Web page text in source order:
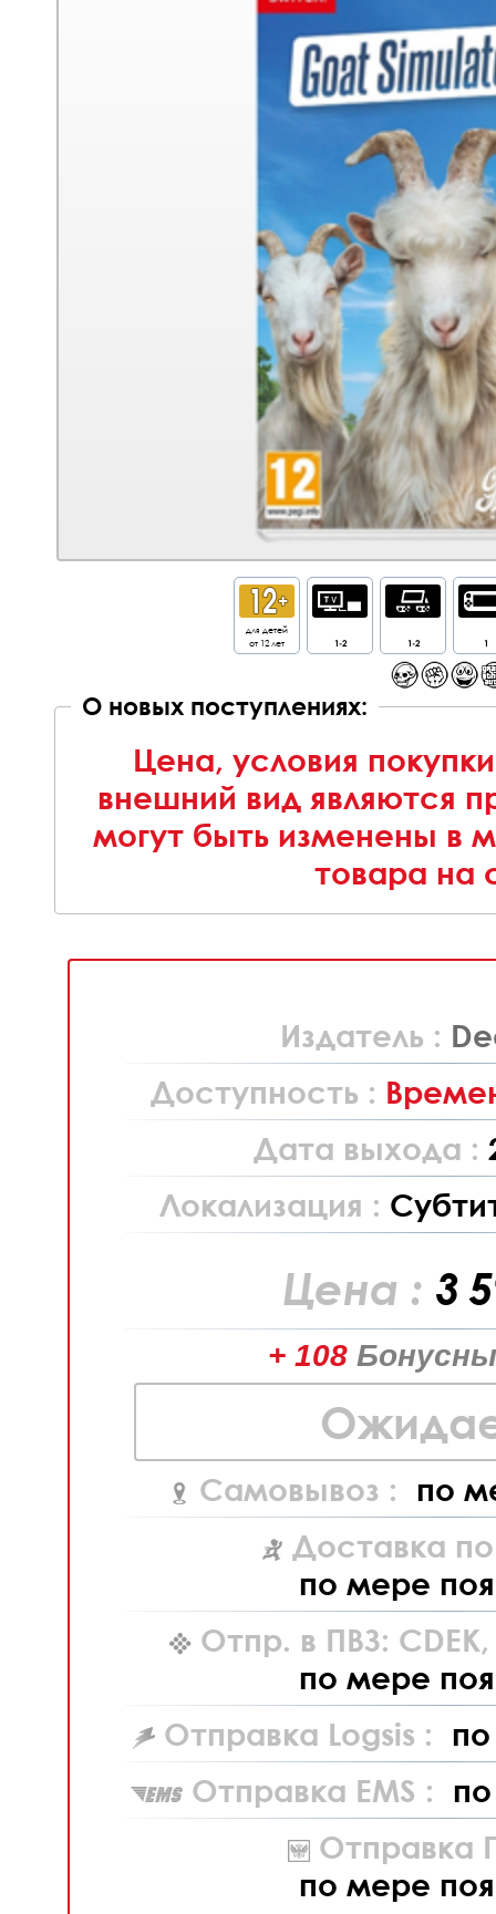
для детей
от 12 лет
1-2 1-2 1
О новых поступлениях:
Цена, условия
внешний вид являются
могут быть изменены в
товара на
Издатель :
Доступность :
Дата выхода :
Локализация :
Цена : 3
+ 108
Самовывоз : по
Доставка
по мере
Отпр. в ПВЗ: CDEK,
по мере
Отправка Logsis :
Отправка EMS :
Отправка
по мере